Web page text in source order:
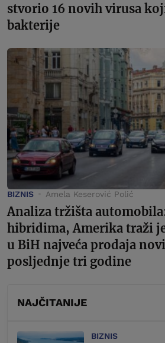
stvorio 16 novih virusa
bakterije
BIZNIS Amela Keserović Polić
Analiza tržišta
hibridima, Amerika traži
u BiH najveća prodaja
posljednje tri godine
NAJČITANIJE
BIZNIS